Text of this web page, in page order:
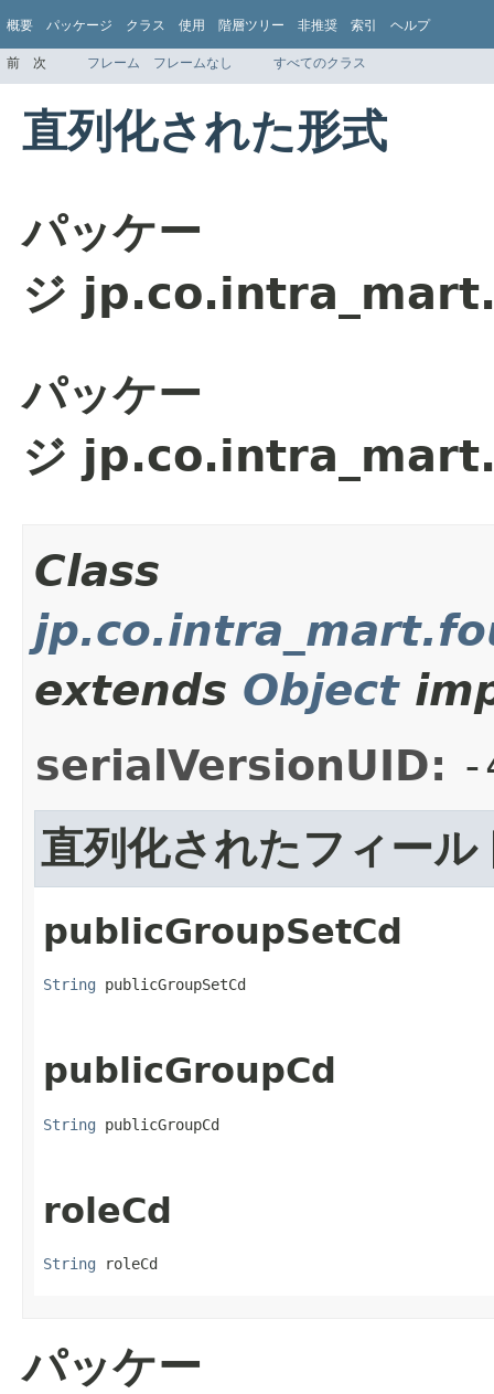
概要 パッケージ クラス 使用 階層ツリー 非推奨 索引 ヘルプ
前 次 フレーム フレームなし すべてのクラス
直列化された形式
パッケー
ジ
パッケー
ジ
Class
extends Object
serialVersionUID: -
直列化されたフィール
publicGroupSetCd
String publicGroupSetCd
publicGroupCd
String publicGroupCd
roleCd
String roleCd
パッケー